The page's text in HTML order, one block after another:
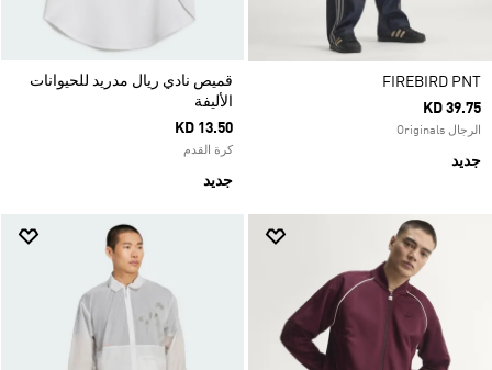
FIREBIRD PNT
KD 39.75
الرجال Originals
جديد
قميص نادي ريال مدريد للحيوانات
الأليفة
KD 13.50
كرة القدم
جديد